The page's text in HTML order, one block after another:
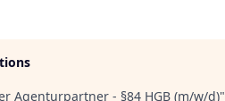
Agenturpartner - §84 HGB (m/w/d)"